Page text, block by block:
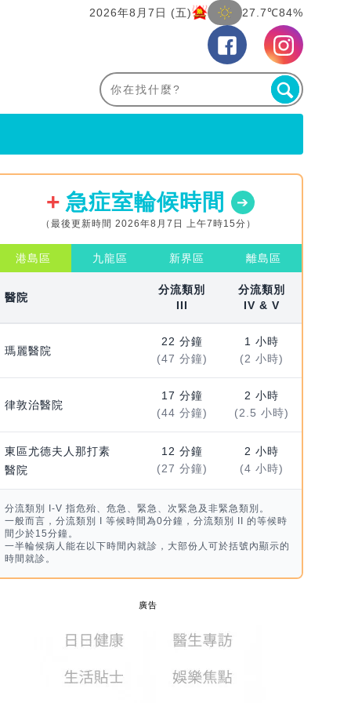
2026年8月7日 (五) 27.7℃84%
急症室輪候時間
（最後更新時間 2026年8月7日 上午7時15分）
港島區 九龍區 新界區 離島區
醫院
分流類別
III
分流類別
IV & V
瑪麗醫院
22 分鐘
(47 分鐘)
1 小時
(2 小時)
律敦治醫院
17 分鐘
(44 分鐘)
2 小時
(2.5 小時)
東區尤德夫人那打素
醫院
12 分鐘
(27 分鐘)
2 小時
(4 小時)
分流類別 I-V 指危殆、危急、緊急、次緊急及非緊急類別。
一般而言，分流類別 I 等候時間為0分鐘，分流類別 II 的等候時
間少於15分鐘。
一半輪候病人能在以下時間內就診，大部份人可於括號內顯示的
時間就診。
廣告